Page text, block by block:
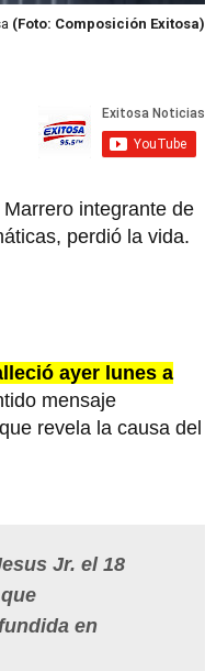
(Foto: Composición Exitosa)
integrante de
perdió la vida.
ayer lunes a
mensaje
revela la causa del
Jr. el 18
en